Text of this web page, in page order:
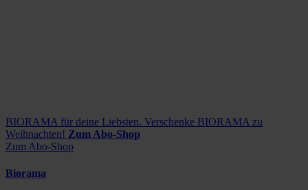
BIORAMA für deine Liebsten. Verschenke BIORAMA zu
Weihnachten! Zum Abo-Shop
Zum Abo-Shop
Biorama